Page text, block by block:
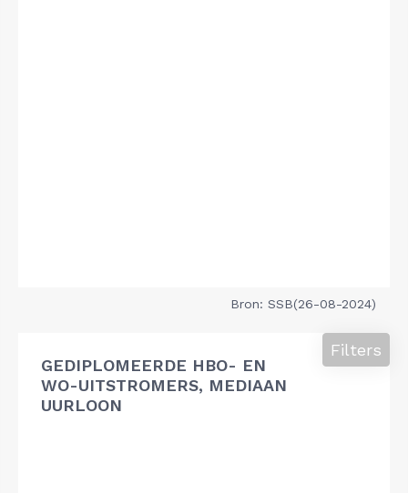
Bron: SSB(26-08-2024)
GEDIPLOMEERDE HBO- EN
WO-UITSTROMERS, MEDIAAN
UURLOON
Filters